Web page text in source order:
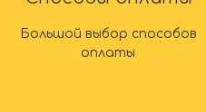
Большой выбор способов
оплаты